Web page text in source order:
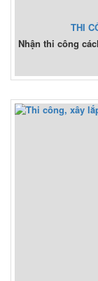
THI
Nhận thi công